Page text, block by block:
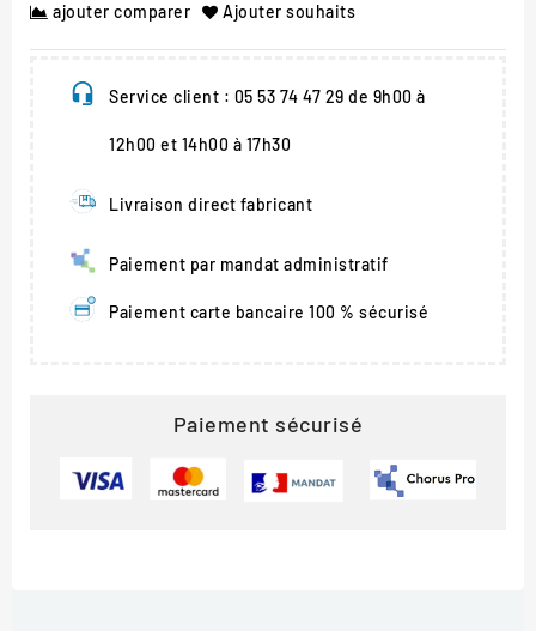
ajouter comparer Ajouter souhaits
Service client : 05 53 74 47 29 de 9h00 à
12h00 et 14h00 à 17h30
Livraison direct fabricant
Paiement par mandat administratif
Paiement carte bancaire 100 % sécurisé
Paiement sécurisé